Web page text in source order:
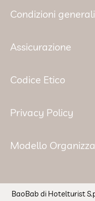
Condizioni generali
Assicurazione
Codice Etico
Privacy Policy
Modello
BaoBab di Hotelturist